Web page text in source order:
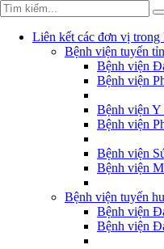
Liên kết các đơn vị trong
Bệnh viện tuyến
Bệnh viện
Bệnh viện
Bệnh viện Y
Bệnh viện
Bệnh viện
Bệnh viện
Bệnh viện tuyến
Bệnh viện
Bệnh viện